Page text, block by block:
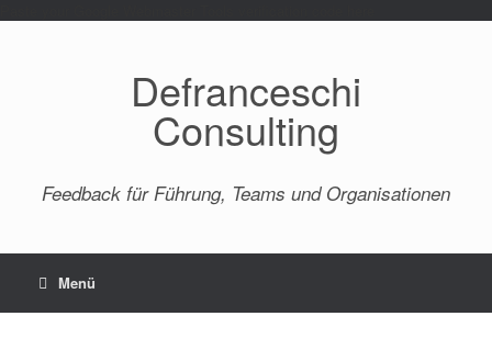
Defranceschi
Consulting
Feedback für Führung, Teams und Organisationen
Menü